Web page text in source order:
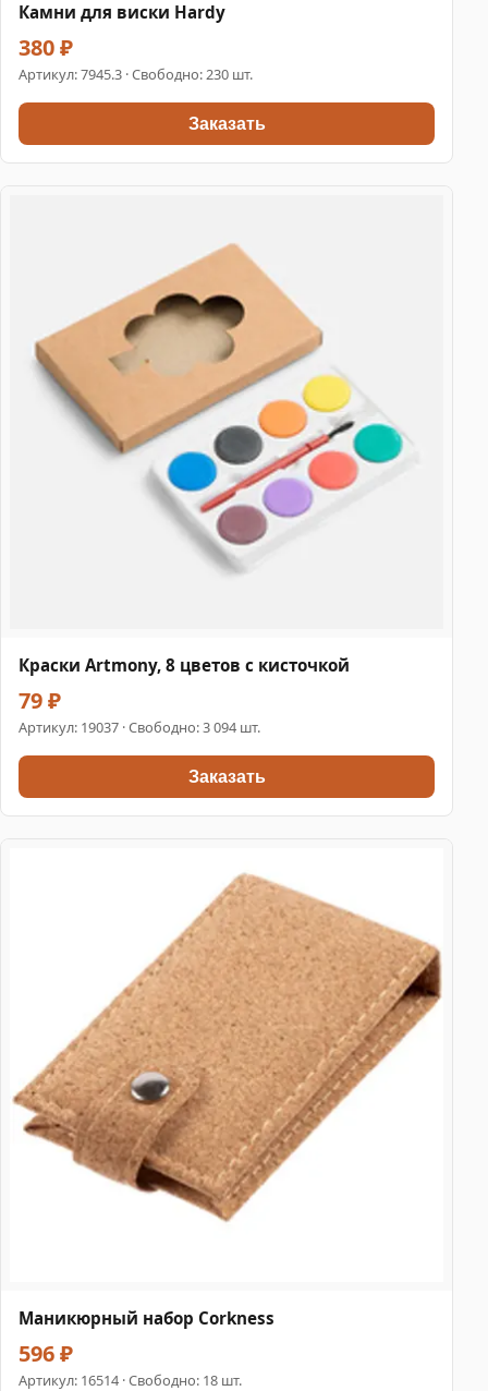
Камни для виски Hardy
380 ₽
Артикул:7945.3 · Свободно: 230 шт.
Заказать
Краски Artmony, 8 цветов с кисточкой
79 ₽
Артикул: 19037 · Свободно: 3 094 шт.
Заказать
Маникюрный набор Corkness
596 ₽
Артикул: 16514 · Свободно: 18 шт.